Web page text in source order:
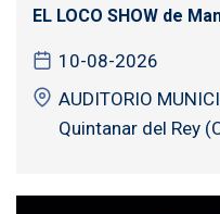
EL LOCO SHOW de
10-08-2026
AUDITORIO
Quintanar del Rey